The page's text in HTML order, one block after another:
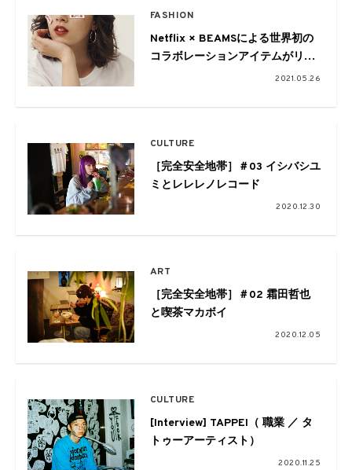
FASHION
Netflix × BEAMSによる世界初の
コラボレーションアイテムがリリ
2021.05.26
CULTURE
［完全安全地帯］＃03 イシバシユ
ミとレレレノレコード
2020.12.30
ART
［完全安全地帯］＃02 霜田哲也
と喫茶マカボイ
2020.12.05
CULTURE
[Interview] TAPPEI（ 職業 ／ タ
トゥーアーティスト）
2020.11.25